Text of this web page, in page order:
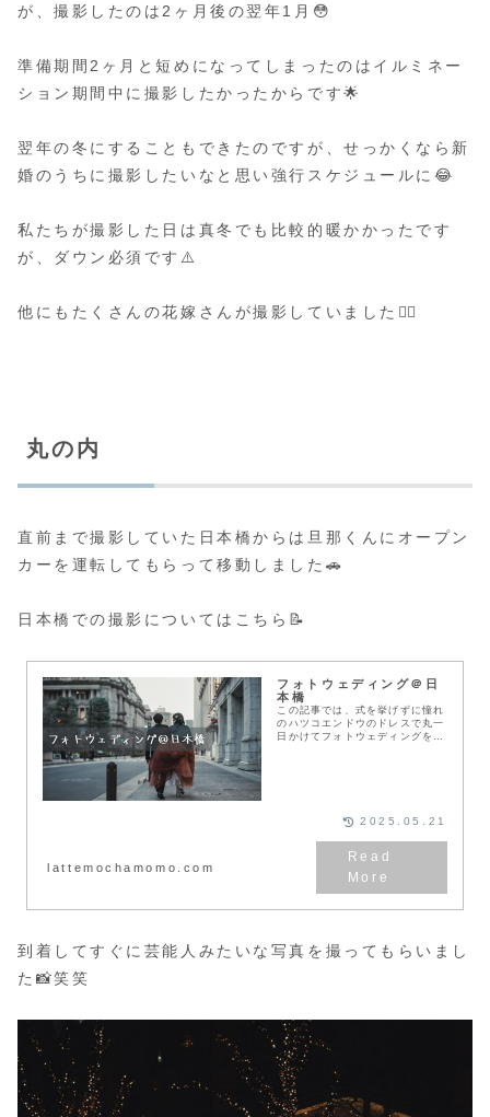
が、撮影したのは2ヶ月後の翌年1月😳
準備期間2ヶ月と短めになってしまったのはイルミネー
ション期間中に撮影したかったからです🌟
翌年の冬にすることもできたのですが、せっかくなら新
婚のうちに撮影したいなと思い強行スケジュールに😂
私たちが撮影した日は真冬でも比較的暖かかったです
が、ダウン必須です⚠️
他にもたくさんの花嫁さんが撮影していました👰‍♀️
丸の内
直前まで撮影していた日本橋からは旦那くんにオープン
カーを運転してもらって移動しました🚗
日本橋での撮影についてはこちら📝
フォトウェディング＠日
本橋
この記事では、式を挙げずに憧れ
のハツコエンドウのドレスで丸一
日かけてフォトウェディングを行
lattemochamomo.com
2025.05.21
到着してすぐに芸能人みたいな写真を撮ってもらいまし
た📸笑笑